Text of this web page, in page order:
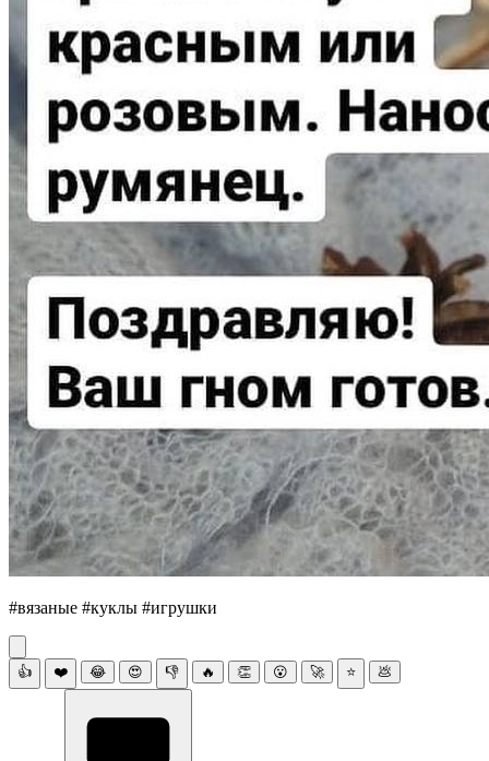
#вязаные #куклы #игрушки
👍 ❤️ 😂 😍 👎 🔥 👏 😮 🚀 ⭐ 💩